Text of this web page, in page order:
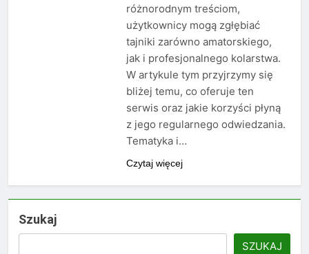
różnorodnym treściom,
użytkownicy mogą zgłębiać
tajniki zarówno amatorskiego,
jak i profesjonalnego kolarstwa.
W artykule tym przyjrzymy się
bliżej temu, co oferuje ten
serwis oraz jakie korzyści płyną
z jego regularnego odwiedzania.
Tematyka i…
Czytaj więcej
Szukaj
SZUKAJ